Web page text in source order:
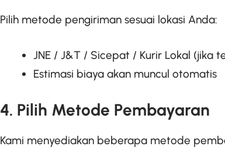
Pilih metode pengiriman sesuai lokasi Anda:
JNE / J&T / Sicepat / Kurir Lokal (jika
Estimasi biaya akan muncul otomatis
4. Pilih Metode Pembayaran
Kami menyediakan beberapa metode